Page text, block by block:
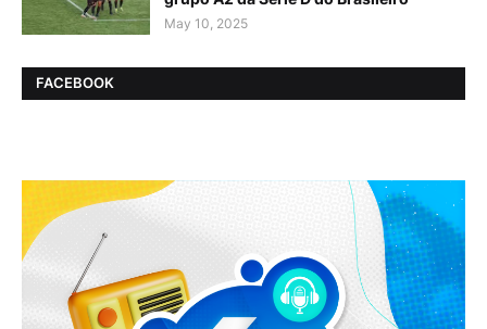
May 10, 2025
FACEBOOK